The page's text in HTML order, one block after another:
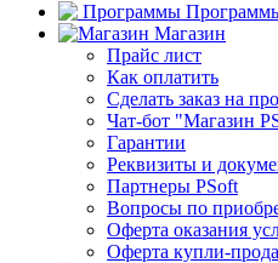
Магазин
Прайс лист
Как оплатить
Сделать заказ на
Чат-бот "Магазин
Гарантии
Реквизиты и
Партнеры PSoft
Вопросы по
Оферта оказания
Оферта купли-